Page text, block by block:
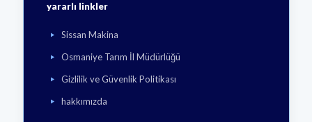
yararlı linkler
Sissan Makina
Osmaniye Tarım İl Müdürlüğü
Gizlilik ve Güvenlik Politikası
hakkımızda